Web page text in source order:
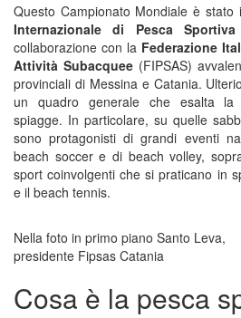
Questo Campionato Mondiale è stato
Internazionale di Pesca Sportiva
collaborazione con la Federazione
Attività Subacquee(FIPSAS)
provinciali di Messina e Catania.
un quadro generale che esalta la
spiagge. In particolare, su quelle
sono protagonisti di grandi eventi
beach soccer e di beach volley,
sport coinvolgenti che si praticano in
e il beach tennis.
Nella foto in primo piano Santo Leva,
presidente Fipsas Catania
Cosa è la pesca